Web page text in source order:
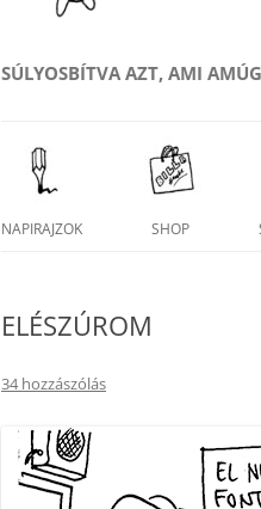
SÚLYOSBÍTVA AZT, AMI
tartalomba
NAPIRAJZOK SHOP
KOSÁR
ÜZENJ NEKÜNK
ELÉSZÚROM
34 hozzászólás